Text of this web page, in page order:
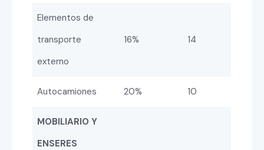
Elementos de
transporte
externo
16% 14
Autocamiones 20% 10
MOBILIARIO Y
ENSERES